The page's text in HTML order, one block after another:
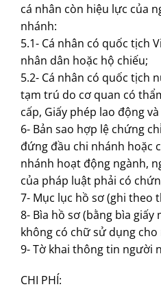
cá nhân còn hiệu lực của
nhánh:
5.1- Cá nhân có quốc tịch
nhân dân hoặc hộ chiếu;
5.2- Cá nhân có quốc tịch
tạm trú do cơ quan có
cấp, Giấy phép lao động
6- Bản sao hợp lệ chứng
đứng đầu chi nhánh hoặc
nhánh hoạt động ngành,
của pháp luật phải có
7- Mục lục hồ sơ (ghi theo
8- Bìa hồ sơ (bằng bìa
không có chữ sử dụng cho
9- Tờ khai thông tin người
CHI PHÍ: